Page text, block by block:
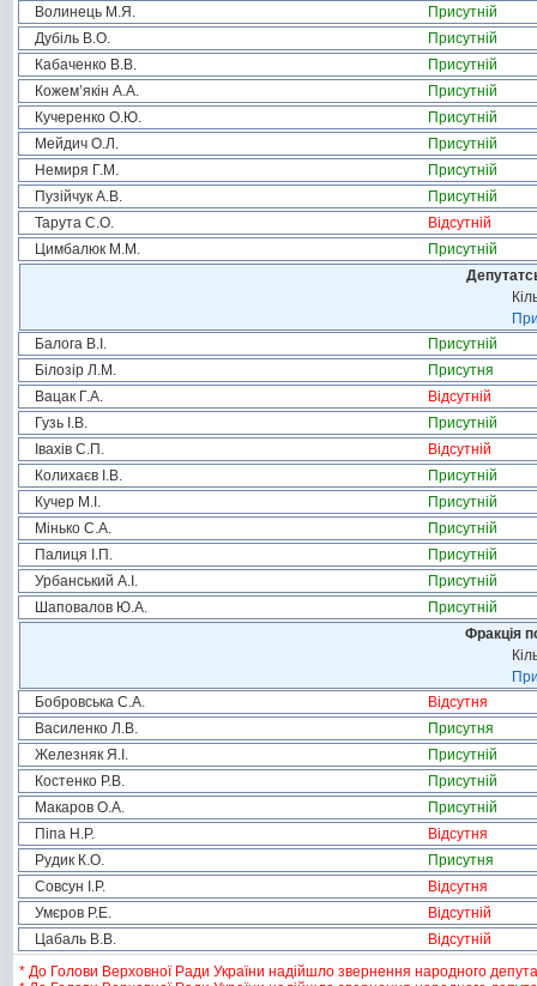
Волинець М.Я.
Присутній
Дубіль В.О.
Присутній
Кабаченко В.В.
Присутній
Кожем’якін А.А.
Присутній
Кучеренко О.Ю.
Присутній
Мейдич О.Л.
Присутній
Немиря Г.М.
Присутній
Пузійчук А.В.
Присутній
Тарута С.О.
Відсутній
Цимбалюк М.М.
Присутній
Балога В.І.
Присутній
Білозір Л.М.
Присутня
Вацак Г.А.
Відсутній
Гузь І.В.
Присутній
Івахів С.П.
Відсутній
Колихаєв І.В.
Присутній
Кучер М.І.
Присутній
Мінько С.А.
Присутній
Палиця І.П.
Присутній
Урбанський А.І.
Присутній
Шаповалов Ю.А.
Присутній
Фракція
Бобровська С.А.
Відсутня
Василенко Л.В.
Присутня
Железняк Я.І.
Присутній
Костенко Р.В.
Присутній
Макаров О.А.
Присутній
Піпа Н.Р.
Відсутня
Рудик К.О.
Присутня
Совсун І.Р.
Відсутня
Умєров Р.Е.
Відсутній
Цабаль В.В.
Відсутній
* До Голови Верховної Ради України надійшло звернення народного